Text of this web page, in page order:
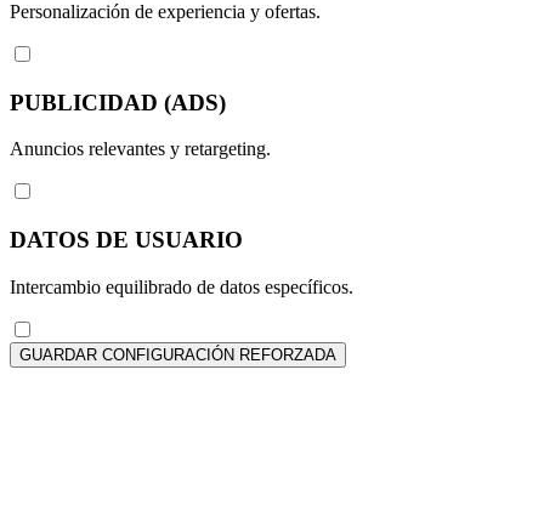
Personalización de experiencia y ofertas.
PUBLICIDAD (ADS)
Anuncios relevantes y retargeting.
DATOS DE USUARIO
Intercambio equilibrado de datos específicos.
GUARDAR CONFIGURACIÓN REFORZADA